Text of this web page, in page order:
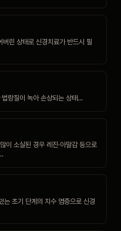
린 상태로 신경치료가 반드시 필
법랑질이 녹아 손상되는 상태…
이 소실된 경우 레진·아말감 등으로
는 초기 단계의 치수 염증으로 신경